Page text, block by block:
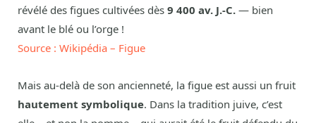
révélé des figues cultivées dès 9 400 av. J.-C. — bien
avant le blé ou l’orge !
Source : Wikipédia – Figue
Mais au-delà de son ancienneté, la figue est aussi un fruit
hautement symbolique. Dans la tradition juive, c’est